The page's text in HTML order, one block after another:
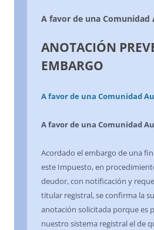
A favor de una Comunidad
ANOTACIÓN
EMBARGO
A favor de una Comunidad
A favor de una Comunidad
Acordado el embargo de una
este Impuesto, en
deudor, con notificación y
titular registral, se confirma la
anotación solicitada porque es
nuestro sistema registral el de